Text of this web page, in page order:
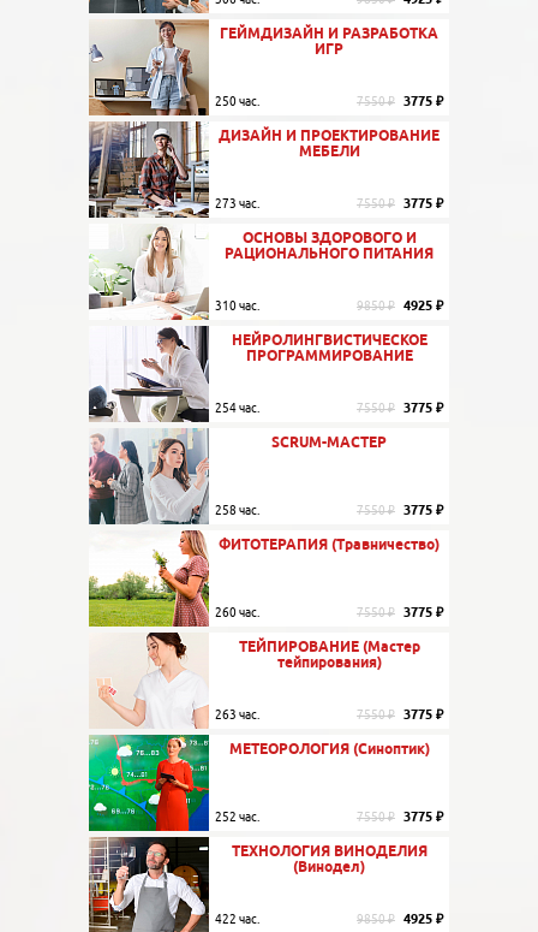
ГЕЙМДИЗАЙН И РАЗРАБОТКА
ИГР
250 час. 7550 ₽ 3775 ₽
ДИЗАЙН И ПРОЕКТИРОВАНИЕ
МЕБЕЛИ
273 час. 7550 ₽ 3775 ₽
ОСНОВЫ ЗДОРОВОГО И
РАЦИОНАЛЬНОГО ПИТАНИЯ
310 час. 9850 ₽ 4925 ₽
НЕЙРОЛИНГВИСТИЧЕСКОЕ
ПРОГРАММИРОВАНИЕ
254 час. 7550 ₽ 3775 ₽
SCRUM-МАСТЕР
258 час. 7550 ₽ 3775 ₽
ФИТОТЕРАПИЯ (Травничество)
260 час. 7550 ₽ 3775 ₽
ТЕЙПИРОВАНИЕ (Мастер
тейпирования)
263 час. 7550 ₽ 3775 ₽
МЕТЕОРОЛОГИЯ (Синоптик)
252 час. 7550 ₽ 3775 ₽
ТЕХНОЛОГИЯ ВИНОДЕЛИЯ
(Винодел)
422 час. 9850 ₽ 4925 ₽